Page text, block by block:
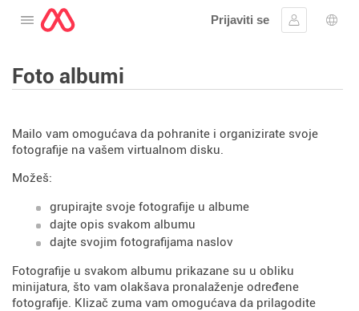
Otvorite meni
Prijaviti se
Prijavite se
Foto albumi
Mailo vam omogućava da pohranite i organizirate svoje
fotografije na vašem virtualnom disku.
Možeš:
grupirajte svoje fotografije u albume
dajte opis svakom albumu
dajte svojim fotografijama naslov
Fotografije u svakom albumu prikazane su u obliku
minijatura, što vam olakšava pronalaženje određene
fotografije. Klizač zuma vam omogućava da prilagodite